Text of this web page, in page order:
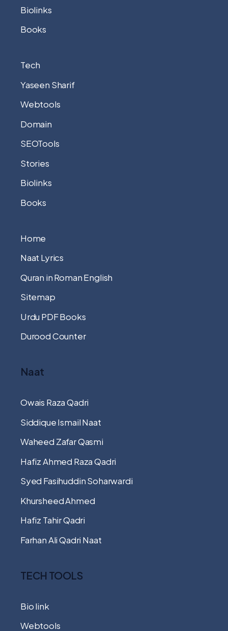
Biolinks
Books
Tech
Yaseen Sharif
Webtools
Domain
SEOTools
Stories
Biolinks
Books
Home
Naat Lyrics
Quran in Roman English
Sitemap
Urdu PDF Books
Durood Counter
Naat
Owais Raza Qadri
Siddique Ismail Naat
Waheed Zafar Qasmi
Hafiz Ahmed Raza Qadri
Syed Fasihuddin Soharwardi
Khursheed Ahmed
Hafiz Tahir Qadri
Farhan Ali Qadri Naat
TECH TOOLS
Bio link
Webtools